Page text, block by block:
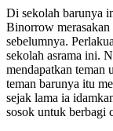
Di sekolah barunya
Binorrow merasakan
sebelumnya.
sekolah asrama ini.
mendapatkan teman
teman barunya itu
sejak lama ia
sosok untuk berbagi